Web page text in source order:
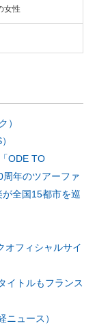
女性
）
ODE TO
年のツアーファ
全国15都市を巡
オフィシャルサイ
イトルもフランス
ュース）